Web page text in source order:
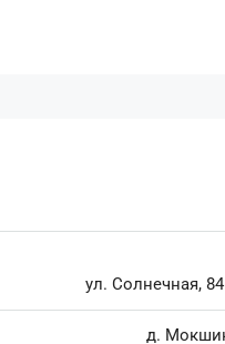
ул. Солнечная,
д.